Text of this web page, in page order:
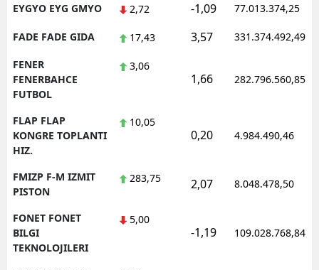
EYGYO EYG GMYO 2,72 -1,09 77.013.374,25
FADE FADE GIDA 17,43 3,57 331.374.492,49
FENER
FENERBAHCE
FUTBOL
3,06
1,66 282.796.560,85
FLAP FLAP
KONGRE TOPLANTI
HIZ.
10,05
0,20 4.984.490,46
FMIZP F-M IZMIT
PISTON
283,75 2,07 8.048.478,50
FONET FONET
BILGI
TEKNOLOJILERI
5,00
-1,19 109.028.768,84